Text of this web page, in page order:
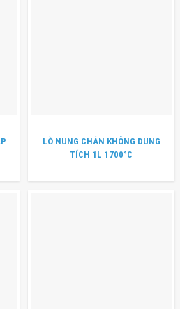
LÒ NUNG CHÂN KHÔNG DUNG
TÍCH 1L 1700°C